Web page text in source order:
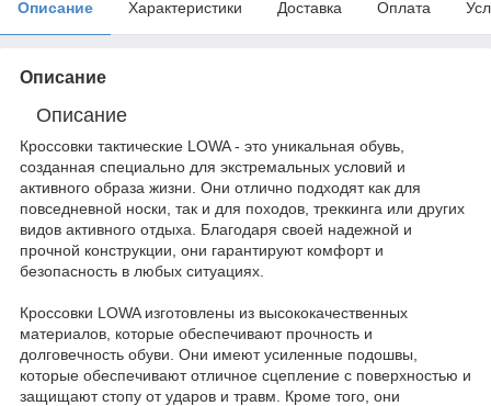
Описание Характеристики Доставка Оплата
Описание
Описание
Кроссовки тактические LOWA - это уникальная обувь,
созданная специально для экстремальных условий и
активного образа жизни. Они отлично подходят как для
повседневной носки, так и для походов, треккинга или других
видов активного отдыха. Благодаря своей надежной и
прочной конструкции, они гарантируют комфорт и
безопасность в любых ситуациях.
Кроссовки LOWA изготовлены из высококачественных
материалов, которые обеспечивают прочность и
долговечность обуви. Они имеют усиленные подошвы,
которые обеспечивают отличное сцепление с поверхностью и
защищают стопу от ударов и травм. Кроме того, они